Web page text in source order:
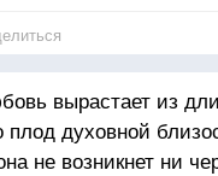
есть.
вырастает из
духовной
не возникнет ни